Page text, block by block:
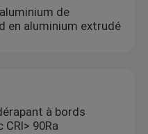
de
en aluminium extrudé
à bords
90Ra